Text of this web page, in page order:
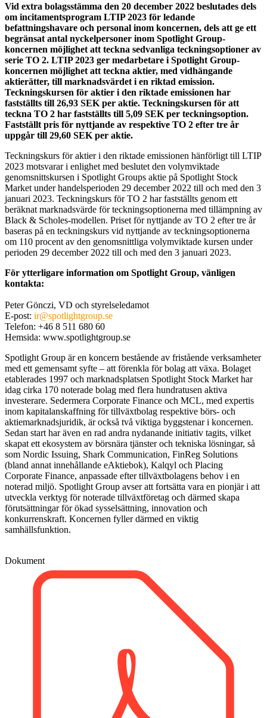
Vid extra bolagsstämma den 20 december 2022 beslutades dels
om incitamentsprogram LTIP 2023 för ledande
befattningshavare och personal inom koncernen, dels att ge ett
begränsat antal nyckelpersoner inom Spotlight Group-
koncernen möjlighet att teckna sedvanliga teckningsoptioner av
serie TO 2. LTIP 2023 ger medarbetare i Spotlight Group-
koncernen möjlighet att teckna aktier, med vidhängande
aktierätter, till marknadsvärdet i en riktad emission.
Teckningskursen för aktier i den riktade emissionen har
fastställts till 26,93 SEK per aktie. Teckningskursen för att
teckna TO 2 har fastställts till 5,09 SEK per teckningsoption.
Fastställt pris för nyttjande av respektive TO 2 efter tre år
uppgår till 29,60 SEK per aktie.
Teckningskurs för aktier i den riktade emissionen hänförligt till LTIP
2023 motsvarar i enlighet med beslutet den volymviktade
genomsnittskursen i Spotlight Groups aktie på Spotlight Stock
Market under handelsperioden 29 december 2022 till och med den 3
januari 2023. Teckningskurs för TO 2 har fastställts genom ett
beräknat marknadsvärde för teckningsoptionerna med tillämpning av
Black & Scholes-modellen. Priset för nyttjande av TO 2 efter tre år
baseras på en teckningskurs vid nyttjande av teckningsoptionerna
om 110 procent av den genomsnittliga volymviktade kursen under
perioden 29 december 2022 till och med den 3 januari 2023.
För ytterligare information om Spotlight Group, vänligen
kontakta:
Peter Gönczi, VD och styrelseledamot
E-post: ir@spotlightgroup.se
Telefon: +46 8 511 680 60
Hemsida: www.spotlightgroup.se
Spotlight Group är en koncern bestående av fristående verksamheter
med ett gemensamt syfte – att förenkla för bolag att växa. Bolaget
etablerades 1997 och marknadsplatsen Spotlight Stock Market har
idag cirka 170 noterade bolag med flera hundratusen aktiva
investerare. Sedermera Corporate Finance och MCL, med expertis
inom kapitalanskaffning för tillväxtbolag respektive börs- och
aktiemarknadsjuridik, är också två viktiga byggstenar i koncernen.
Sedan start har även en rad andra nydanande initiativ tagits, vilket
skapat ett ekosystem av börsnära tjänster och tekniska lösningar, så
som Nordic Issuing, Shark Communication, FinReg Solutions
(bland annat innehållande eAktiebok), Kalqyl och Placing
Corporate Finance, anpassade efter tillväxtbolagens behov i en
noterad miljö. Spotlight Group avser att fortsätta vara en pionjär i att
utveckla verktyg för noterade tillväxtföretag och därmed skapa
förutsättningar för ökad sysselsättning, innovation och
konkurrenskraft. Koncernen fyller därmed en viktig
samhällsfunktion.
Dokument